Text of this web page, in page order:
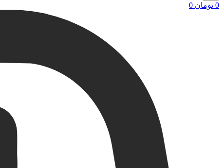
سبد
0 تومان 0